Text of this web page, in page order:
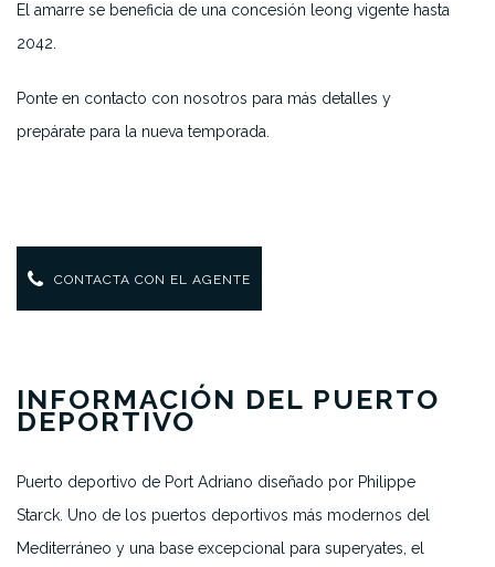
El amarre se beneficia de una concesión leong vigente hasta
2042.
Ponte en contacto con nosotros para más detalles y
prepárate para la nueva temporada.
CONTACTA CON EL AGENTE
INFORMACIÓN DEL PUERTO
DEPORTIVO
Puerto deportivo de Port Adriano diseñado por Philippe
Starck. Uno de los puertos deportivos más modernos del
Mediterráneo y una base excepcional para superyates, el